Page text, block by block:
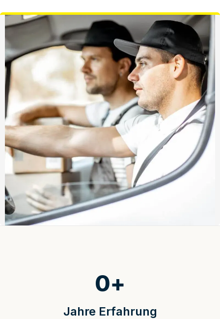
Jahre Erfahrung
0+